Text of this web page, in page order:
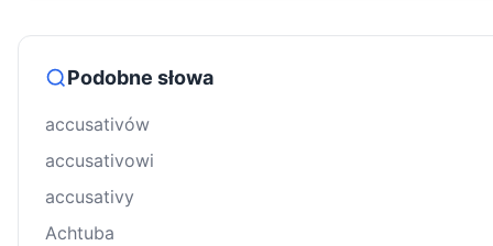
Podobne słowa
accusativów
accusativowi
accusativy
Achtuba